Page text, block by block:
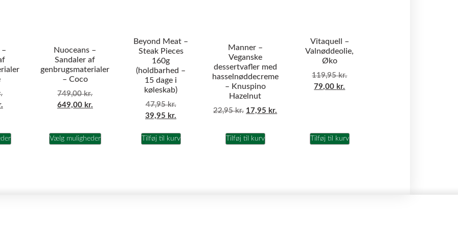
–
Nuoceans –
Sandaler af
genbrugsmaterialer
– Coco
749,00kr.
649,00 kr.
Vælg muligheder
Beyond Meat –
Steak Pieces
160g
(holdbarhed –
15 dage i
køleskab)
47,95kr.
39,95 kr.
Tilføj til kurv
Manner –
Veganske
dessertvafler med
hasselnøddecreme
– Knuspino
Hazelnut
22,95kr. 17,95 kr.
Tilføj til kurv
Vitaquell –
Valnøddeolie,
Øko
119,95kr.
79,00 kr.
Tilføj til kurv